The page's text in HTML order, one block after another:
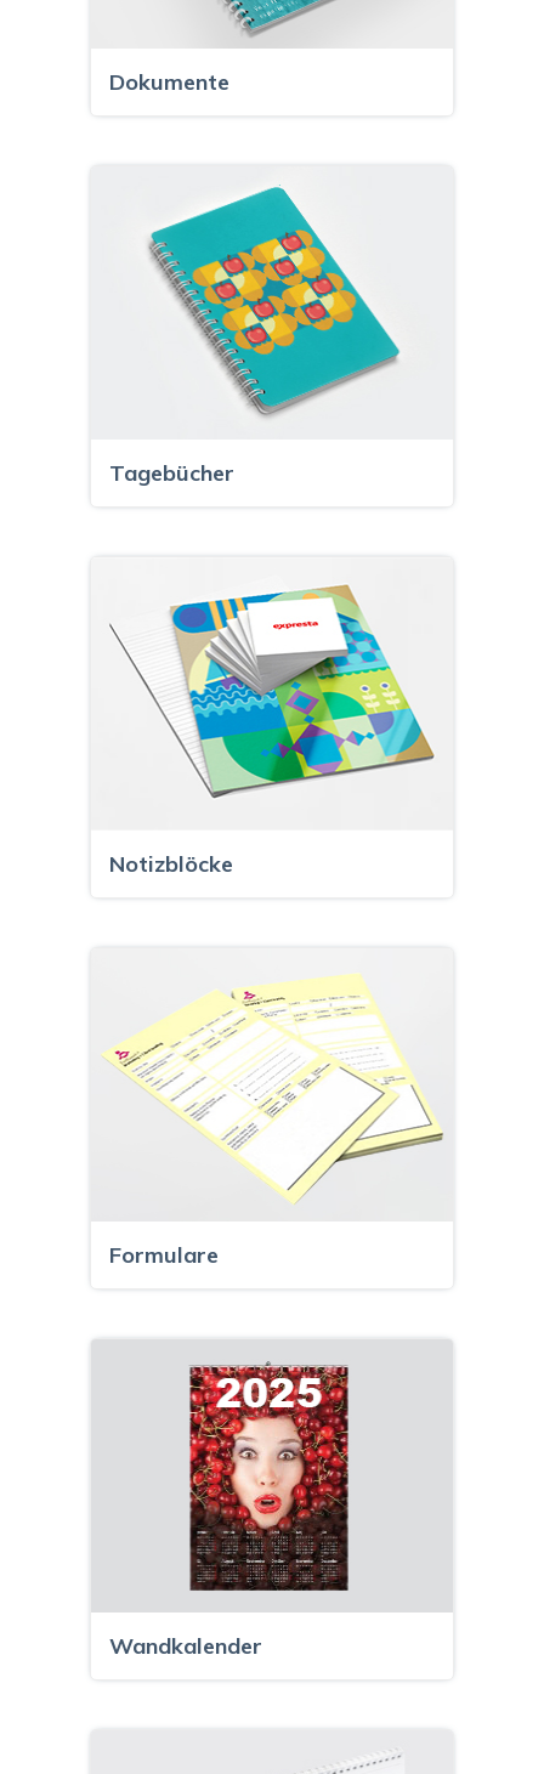
Dokumente
Tagebücher
Notizblöcke
Formulare
Wandkalender